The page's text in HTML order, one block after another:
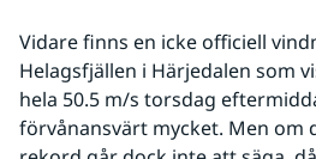
Vidare finns en icke officiell
Helagsfjällen i Härjedalen som
hela 50.5 m/s torsdag
förvånansvärt mycket. Men om